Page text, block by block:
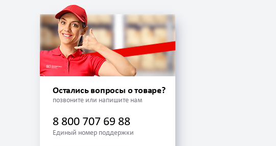
Остались вопросы о товаре?
позвоните или напишите нам
8 800 707 69 88
Единый номер поддержки